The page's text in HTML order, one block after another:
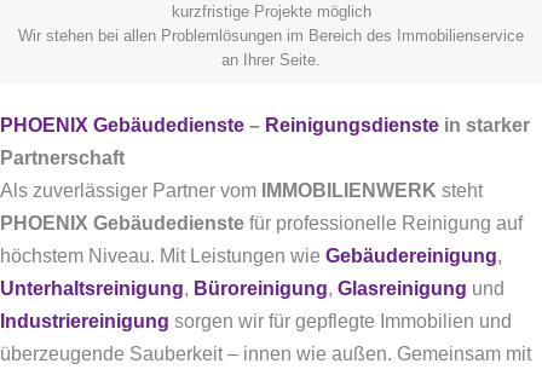
kurzfristige Projekte möglich
Wir stehen bei allen Problemlösungen im Bereich des Immobilienservice
an Ihrer Seite.
PHOENIX Gebäudedienste – Reinigungsdienste in starker
Partnerschaft
Als zuverlässiger Partner vom
IMMOBILIENWERK steht
PHOENIX Gebäudedienste für professionelle Reinigung auf
höchstem Niveau. Mit Leistungen wie Gebäudereinigung,
Unterhaltsreinigung, Büroreinigung, Glasreinigung und
Industriereinigung sorgen wir für gepflegte Immobilien und
überzeugende Sauberkeit – innen wie außen. Gemeinsam mit